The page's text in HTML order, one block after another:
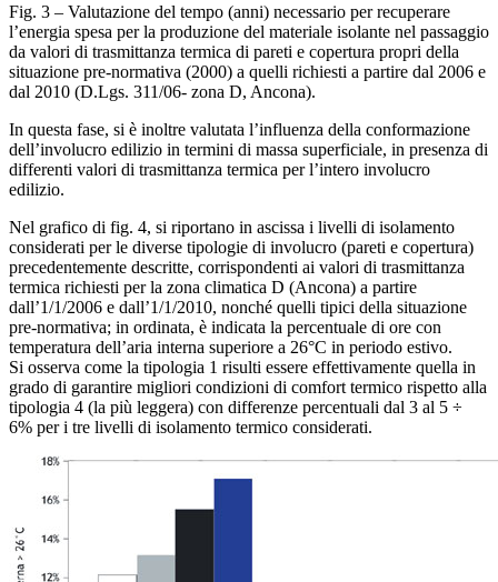
Fig. 3 – Valutazione del tempo (anni) necessario per recuperare
l’energia spesa per la produzione del materiale isolante nel passaggio
da valori di trasmittanza termica di pareti e copertura propri della
situazione pre-normativa (2000) a quelli richiesti a partire dal 2006 e
dal 2010 (D.Lgs. 311/06- zona D, Ancona).
In questa fase, si è inoltre valutata l’influenza della conformazione
dell’involucro edilizio in termini di massa superficiale, in presenza di
differenti valori di trasmittanza termica per l’intero involucro
edilizio.
Nel grafico di fig. 4, si riportano in ascissa i livelli di isolamento
considerati per le diverse tipologie di involucro (pareti e copertura)
precedentemente descritte, corrispondenti ai valori di trasmittanza
termica richiesti per la zona climatica D (Ancona) a partire
dall’1/1/2006 e dall’1/1/2010, nonché quelli tipici della situazione
pre-normativa; in ordinata, è indicata la percentuale di ore con
temperatura dell’aria interna superiore a 26°C in periodo estivo.
Si osserva come la tipologia 1 risulti essere effettivamente quella in
grado di garantire migliori condizioni di comfort termico rispetto alla
tipologia 4 (la più leggera) con differenze percentuali dal 3 al 5 ÷
6% per i tre livelli di isolamento termico considerati.